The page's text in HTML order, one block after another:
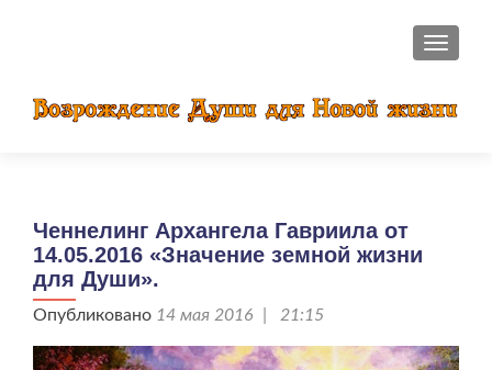
Ченнелинг Архангела Гавриила от
14.05.2016 «Значение земной жизни
для Души».
Опубликовано 14 мая 2016 | 21:15